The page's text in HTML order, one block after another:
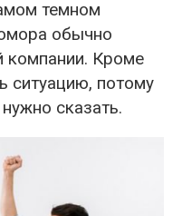
темном
обычно
компании. Кроме
ситуацию, потому
сказать.